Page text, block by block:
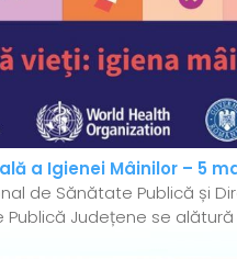
a Igienei Mâinilor – 5
de Sănătate Publică și
Publică Județene se alătură